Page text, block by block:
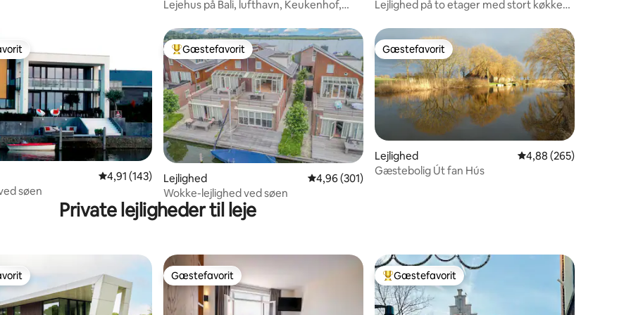
Lejehus på Bali, lufthavn, Keukenhof,
Lejlighed på to etager med stort køkken i
bedømmelse, 141 omtaler4,91 ud af 5 i gennemsnitlig bedømmelse, 143 omtaler
4,91 (143)
søen
Bedste gæstefavorit
Gæstefavorit
Lejlighed 4,96 ud af 5 i gennemsnitlig bedømmelse, 301 omtaler
4,96 (301)
Wokke-lejlighed ved søen
Gæstefavorit
Gæstefavorit
Lejlighed 4,88 ud af 5 i
4,88 (265)
Gæstebolig Út fan Hús
Private lejligheder til leje
Gæstefavorit
Gæstefavorit Bedste gæstefavorit
Gæstefavorit